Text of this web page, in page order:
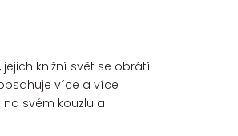
knižní svět se obrátí
více a více
svém kouzlu a